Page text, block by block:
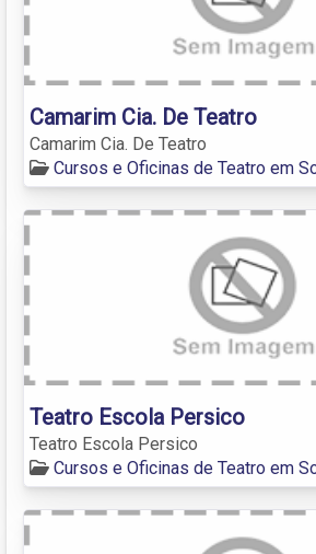
Camarim Cia. De Teatro
Camarim Cia. De Teatro
Cursos e Oficinas de Teatro em
Teatro Escola Persico
Teatro Escola Persico
Cursos e Oficinas de Teatro em